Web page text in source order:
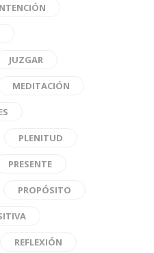
JUZGAR
MEDITACIÓN
PLENITUD
PRESENTE
PROPÓSITO
REFLEXIÓN